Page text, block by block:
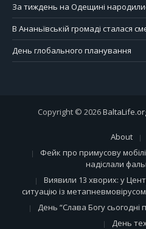
За тиждень на Одещині
В Ананьївській громаді сталася
День глобального планування
Copyright © 2026
About
Фейк про примусову
надіслали
Виявили 13 хворих: у
ситуацію із
День “Слава Богу сьогодні
День